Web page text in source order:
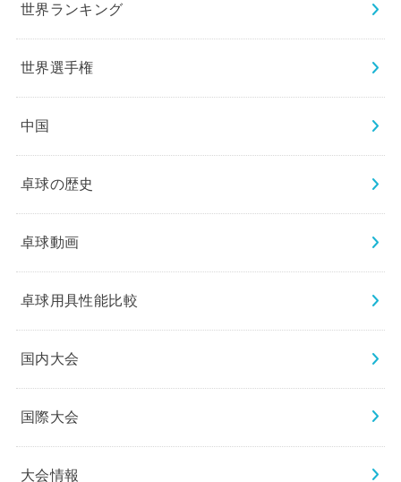
世界ランキング
世界選手権
中国
卓球の歴史
卓球動画
卓球用具性能比較
国内大会
国際大会
大会情報